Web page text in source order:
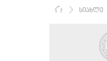
ᲡᲘᲐᲮᲚᲔ